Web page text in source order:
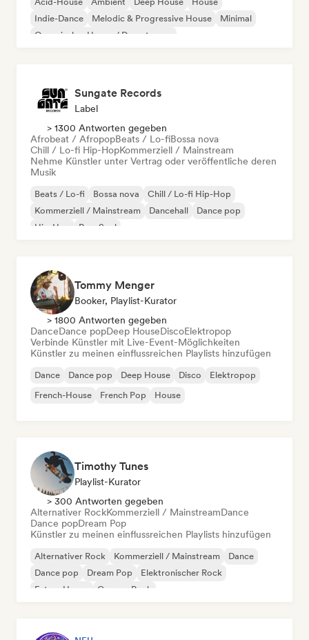
Indie-Dance
Melodic & Progressive House
Minimal
Organischer House / Downtempo
Sungate Records
Label
> 1300 Antworten gegeben
Afrobeat / AfropopBeats / Lo-fiBossa nova
Chill / Lo-fi Hip-HopKommerziell / Mainstream
Nehme Künstler unter Vertrag oder veröffentliche deren
Musik
Beats / Lo-fi Bossa nova
Chill / Lo-fi Hip-Hop
Kommerziell / Mainstream
Dancehall
Dance pop
Hip-Hop
Pop-Soul
Tommy Menger
Booker, Playlist-Kurator
> 1800 Antworten gegeben
DanceDance popDeep HouseDiscoElektropop
Verbinde Künstler mit Live-Event-Möglichkeiten
Künstler zu meinen einflussreichen Playlists hinzufügen
Dance Dance pop Deep House Disco
Elektropop
French-House
French Pop House
Timothy Tunes
Playlist-Kurator
> 300 Antworten gegeben
Alternativer RockKommerziell / MainstreamDance
Dance popDream Pop
Künstler zu meinen einflussreichen Playlists hinzufügen
Alternativer Rock Kommerziell / Mainstream
Dance
Dance pop
Dream Pop
Elektronischer Rock
Future House
Garage-Rock